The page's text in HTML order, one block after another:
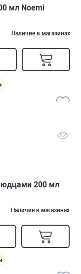
мл Noemi
Наличие в магазинах
200 мл
Наличие в магазинах